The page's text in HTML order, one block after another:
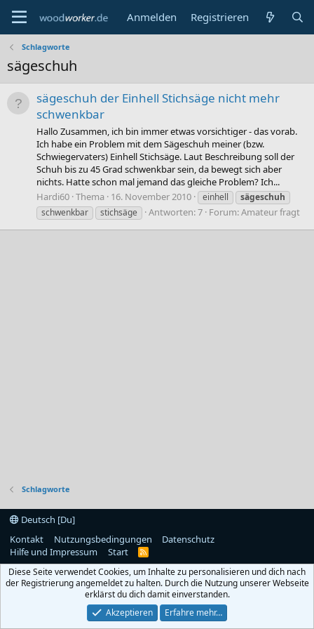
Anmelden Registrieren
Schlagworte
sägeschuh
sägeschuh der Einhell Stichsäge nicht mehr
schwenkbar
Hallo Zusammen, ich bin immer etwas vorsichtiger - das vorab.
Ich habe ein Problem mit dem Sägeschuh meiner (bzw.
Schwiegervaters) Einhell Stichsäge. Laut Beschreibung soll der
Schuh bis zu 45 Grad schwenkbar sein, da bewegt sich aber
nichts. Hatte schon mal jemand das gleiche Problem? Ich...
Hardi60 Thema 16. November 2010 einhell
sägeschuh
schwenkbar
stichsäge Antworten: 7 Forum:Amateur fragt
Schlagworte
Deutsch [Du]
Kontakt
Nutzungsbedingungen
Datenschutz
Hilfe und Impressum
Start
R
S
Diese Seite verwendet Cookies, um Inhalte zu personalisieren und dich nach
der Registrierung angemeldet zu halten. Durch die Nutzung unserer Webseite
erklärst du dich damit einverstanden.
Akzeptieren
Erfahre mehr…